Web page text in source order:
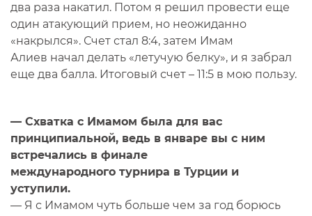
два раза накатил. Потом я решил провести еще
один атакующий прием, но неожиданно
«накрылся». Счет стал 8:4, затем Имам
Алиев начал делать «летучую белку», и я забрал
еще два балла. Итоговый счет – 11:5 в мою пользу.
— Схватка с Имамом была для вас
принципиальной, ведь в январе вы с ним
встречались в финале
международного турнира в Турции и
уступили.
— Я с Имамом чуть больше чем за год борюсь